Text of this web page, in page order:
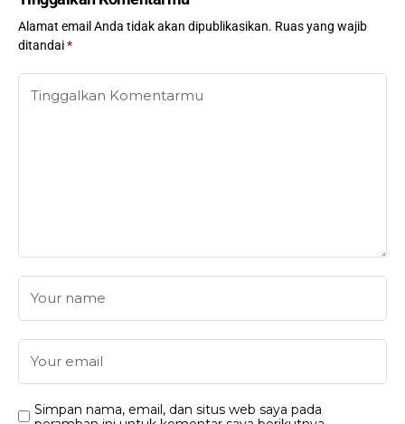
Alamat email Anda tidak akan dipublikasikan. Ruas yang wajib
ditandai*
Simpan nama, email, dan situs web saya pada